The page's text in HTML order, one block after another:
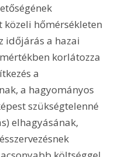
hőmérsékleten
időjárás a hazai
korlátozza
a
a hagyományos
szükségtelenné
elhagyásának,